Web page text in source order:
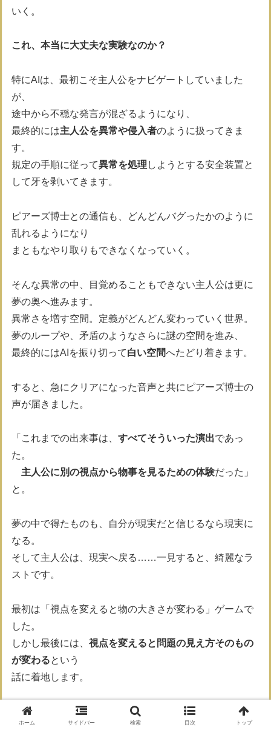
いく。
これ、本当に大丈夫な実験なのか？
特にAIは、最初こそ主人公をナビゲートしていました
が、
途中から不穏な発言が混ざるようになり、
最終的には主人公を異常や侵入者のように扱ってきま
す。
規定の手順に従って異常を処理 しようとする安全装置と
して牙を剥いてきます。
ピアーズ博士との通信も、どんどんバグったかのように
乱れるようになり
まともなやり取りもできなくなっていく。
そんな異常の中、目覚めることもできない主人公は更に
夢の奥へ進みます。
異常さを増す空間。定義がどんどん変わっていく世界。
夢のループや、矛盾のようなさらに謎の空間を進み、
最終的にはAIを振り切って白い空間へたどり着きます。
すると、急にクリアになった音声と共にピアーズ博士の
声が届きました。
「これまでの出来事は、 すべてそういった演出であっ
た。
主人公に別の視点から物事を見るための体験だった」
と。
夢の中で得たものも、自分が現実だと信じるなら現実に
なる。
そして主人公は、現実へ戻る……一見すると、綺麗なラ
ストです。
最初は「視点を変えると物の大きさが変わる」ゲームで
した。
しかし最後には、 視点を変えると問題の見え方そのもの
が変わるという
話に着地します。
なるほど、一見いい話で良いラストだと思います。
ホーム サイドバー 検索 目次 トップ